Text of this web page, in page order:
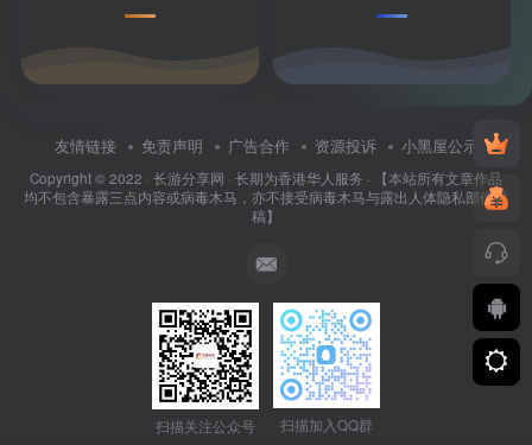
友情链接 免责声明 广告合作 资源投诉 小黑屋公示
Copyright © 2022 · 长游分享网 · 长期为香港华人服务 · 【本站所有文章作品
均不包含暴露三点内容或病毒木马，亦不接受病毒木马与露出人体隐私部位投
稿】
扫描关注公众号 扫描加入QQ群